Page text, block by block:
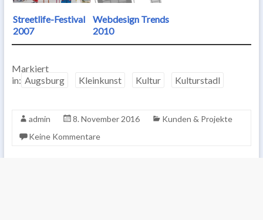
Streetlife-Festival
2007
Webdesign Trends
2010
Markiert
in: Augsburg Kleinkunst Kultur Kulturstadl
admin 8. November 2016
Kunden & Projekte
Keine Kommentare